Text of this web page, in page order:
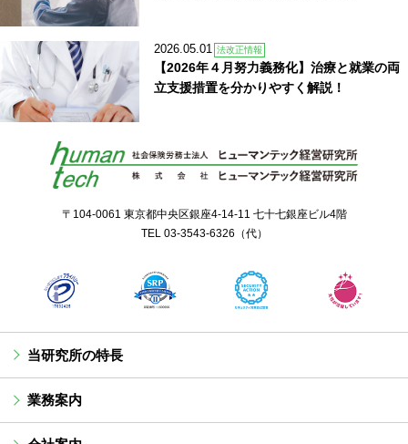
2026.05.01 法改正情報
【2026年４月努力義務化】治療と就業の両
立支援措置を分かりやすく解説！
〒104-0061 東京都中央区銀座4-14-11 七十七銀座ビル4階
TEL 03-3543-6326 （代）
当研究所の特長
業務案内